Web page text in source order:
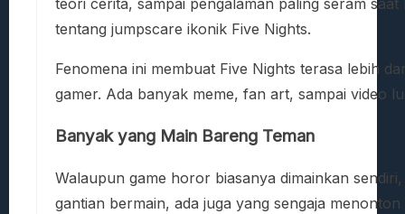
tentang jumpscare ikonik Five Nights.
Fenomena ini membuat Five Nights terasa lebih
gamer. Ada banyak meme, fan art, sampai video
Banyak yang Main Bareng Teman
Walaupun game horor biasanya dimainkan
gantian bermain, ada juga yang sengaja